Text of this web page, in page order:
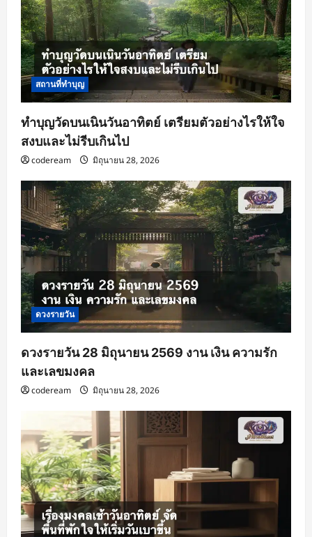
สถานที่ทำบุญ
ทำบุญวัดบนเนินวันอาทิตย์ เตรียมตัวอย่างไรให้ใจ
สงบและไม่รีบเกินไป
codeream มิถุนายน 28, 2026
ดวงรายวัน
ดวงรายวัน 28 มิถุนายน 2569 งาน เงิน ความรัก
และเลขมงคล
codeream มิถุนายน 28, 2026